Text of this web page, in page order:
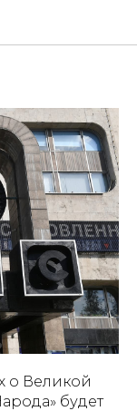
о Великой
будет